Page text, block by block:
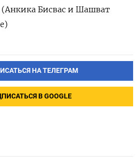
(Анкика Бисвас и Шашват
НА ТЕЛЕГРАМ
В GOOGLE